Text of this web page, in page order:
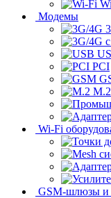
Модемы
PCI
M.2
Wi-Fi
GSM-шлюзы и